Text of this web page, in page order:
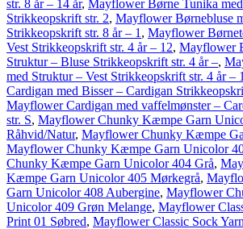
str. 8 år – 14 år, Mayflower Børne Tunika
Strikkeopskrift str. 2, Mayflower Børnebluse
Strikkeopskrift str. 8 år – 1 , Mayflower
Vest Strikkeopskrift str. 4 år – 12, Mayflower
Struktur – Bluse Strikkeopskrift str. 4 år –,
med Struktur – Vest Strikkeopskrift str. 4 år –
Cardigan med Bisser – Cardigan
Mayflower Cardigan med vaffelmønster –
str. S, Mayflower Chunky Kæmpe Garn
Råhvid/Natur, Mayflower Chunky Kæmpe
Mayflower Chunky Kæmpe Garn Unicolor
Chunky Kæmpe Garn Unicolor 404 Grå,
Kæmpe Garn Unicolor 405 Mørkegrå,
Garn Unicolor 408 Aubergine, Mayflower
Unicolor 409 Grøn Melange, Mayflower
Print 01 Søbred, Mayflower Classic Sock